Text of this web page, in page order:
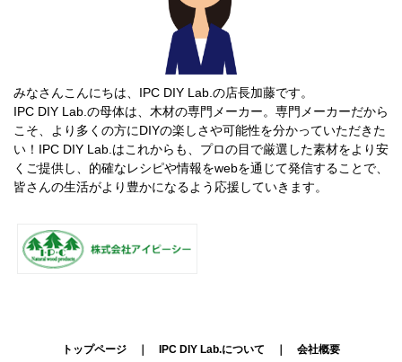
みなさんこんにちは、IPC DIY Lab.の店長加藤です。
IPC DIY Lab.の母体は、木材の専門メーカー。専門メーカーだから
こそ、より多くの方にDIYの楽しさや可能性を分かっていただきた
い！IPC DIY Lab.はこれからも、プロの目で厳選した素材をより安
くご提供し、的確なレシピや情報をwebを通じて発信することで、
皆さんの生活がより豊かになるよう応援していきます。
トップページ ｜ IPC DIY Lab.について ｜ 会社概要